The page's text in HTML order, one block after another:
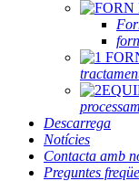
Descarrega
Notícies
Contacta amb
Preguntes